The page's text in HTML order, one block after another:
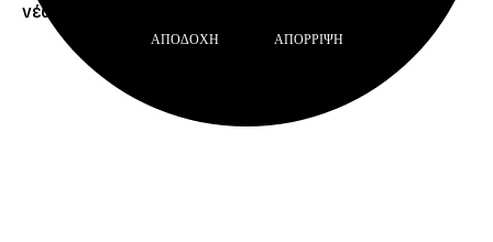
νέων με έως 15% έκπτωση στη SKY express»
ΑΠΟΔΟΧΉ ΑΠΌΡΡΙΨΗ